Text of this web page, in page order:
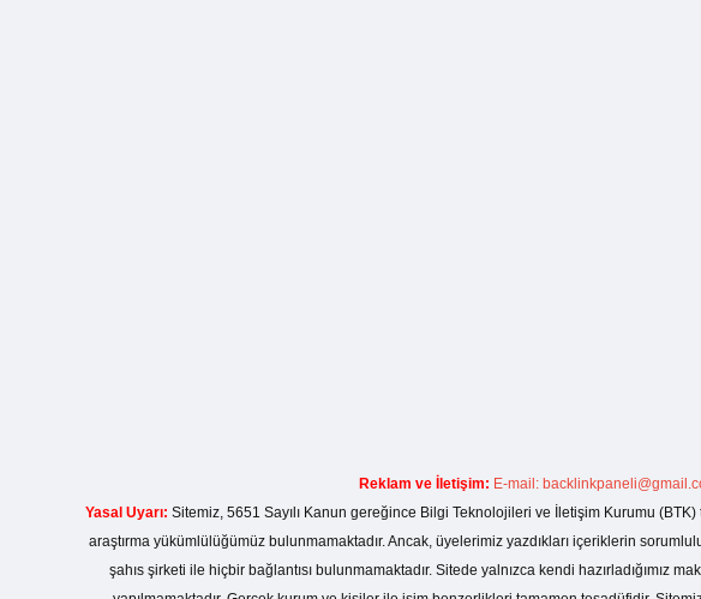
Reklam ve İletişim: E-mail:
Yasal Uyarı: Sitemiz, 5651 Sayılı Kanun gereğince Bilgi Teknolojileri ve İletişim Kurumu
araştırma yükümlülüğümüz bulunmamaktadır. Ancak, üyelerimiz yazdıkları içeriklerin
şahıs şirketi ile hiçbir bağlantısı bulunmamaktadır. Sitede yalnızca kendi hazırladığımız